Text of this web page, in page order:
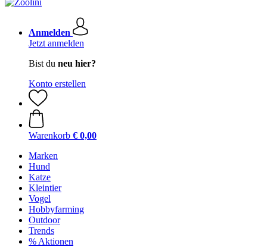
Anmelden
Jetzt anmelden
Bist du neu hier?
Konto erstellen
Warenkorb € 0,00
Marken
Hund
Katze
Kleintier
Vogel
Hobbyfarming
Outdoor
Trends
% Aktionen